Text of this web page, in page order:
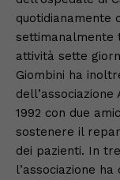
quotidianamente
settimanalmente
attività sette
Giombini ha
1992 con due
sostenere il
dei pazienti. In
l’associazione